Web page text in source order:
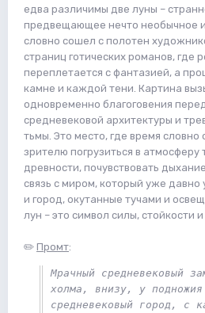
едва различимы две луны –
предвещающее нечто необычное
словно сошел с полотен
страниц готических романов, где
переплетается с фантазией, а
камне и каждой тени. Картина
одновременно благоговения
средневековой архитектуры и
тьмы. Это место, где время словно
зрителю погрузиться в атмосферу
древности, почувствовать
связь с миром, который уже
и город, окутанные тучами и
лун – это символ силы, стойкости
✏️ Промт:
Мрачный средневековый
холма, внизу, у подножия
средневековый город, с